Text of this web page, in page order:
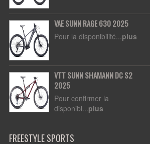
VAE SUNN RAGE 630 2025
Pour la disponibilité...plus
VTT SUNN SHAMANN DC S2
2025
Pour confirmer la
disponibi...plus
FREESTYLE SPORTS